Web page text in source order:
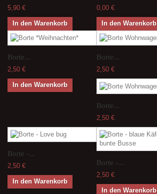
5,90 €
In den Warenkorb
0,00 €
In den Warenkorb
Borte...
2,50 €
In den Warenkorb
Borte...
2,50 €
Borte...
2,50 €
Borte -...
2,50 €
In den Warenkorb
Borte -...
2,50 €
In den Warenkorb